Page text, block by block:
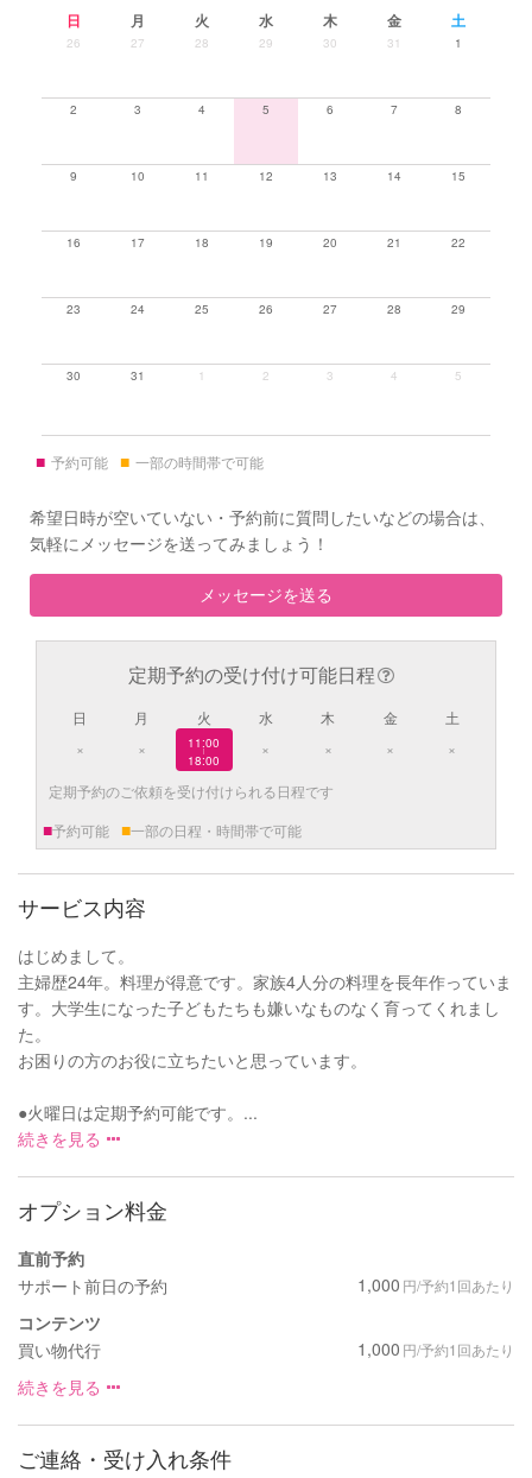
日 月 火 水 木 金 土
26 27 28 29 30 31 1
2 3 4 5 6 7 8
9 10 11 12 13 14 15
16 17 18 19 20 21 22
23 24 25 26 27 28 29
30 31 1 2 3 4 5
■ 予約可能 ■ 一部の時間帯で可能
希望日時が空いていない・予約前に質問したいなどの場合は、
気軽にメッセージを送ってみましょう！
メッセージを送る
定期予約の受け付け可能日程
日
×
月
×
火
11:00
|
18:00
水
×
木
×
金
×
土
×
定期予約のご依頼を受け付けられる日程です
■予約可能 ■一部の日程・時間帯で可能
サービス内容
はじめまして。
主婦歴24年。料理が得意です。家族4人分の料理を長年作っていま
す。大学生になった子どもたちも嫌いなものなく育ってくれまし
た。
お困りの方のお役に立ちたいと思っています。
●火曜日は定期予約可能です。...
続きを見る
オプション料金
直前予約
サポート前日の予約
1,000 円/予約1回あたり
コンテンツ
買い物代行
1,000 円/予約1回あたり
続きを見る
ご連絡・受け入れ条件